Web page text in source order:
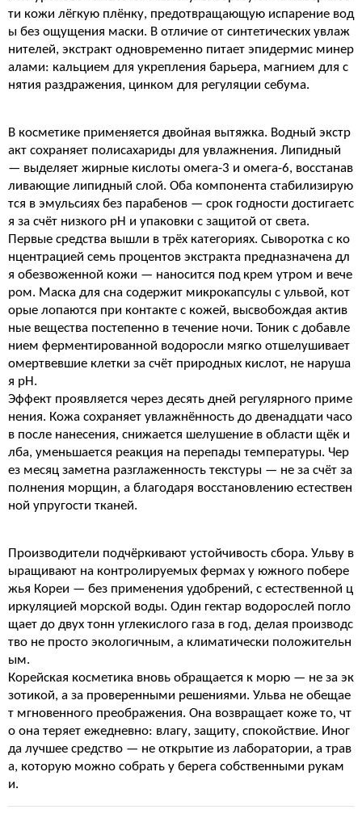
ти кожи лёгкую плёнку, предотвращающую испарение вод
ы без ощущения маски. В отличие от синтетических увлаж
нителей, экстракт одновременно питает эпидермис минер
алами: кальцием для укрепления барьера, магнием для с
нятия раздражения, цинком для регуляции себума.
В косметике применяется двойная вытяжка. Водный экстр
акт сохраняет полисахариды для увлажнения. Липидный
— выделяет жирные кислоты омега-3 и омега-6, восстанав
ливающие липидный слой. Оба компонента стабилизирую
тся в эмульсиях без парабенов — срок годности достигаетс
я за счёт низкого pH и упаковки с защитой от света.
Первые средства вышли в трёх категориях. Сыворотка с ко
нцентрацией семь процентов экстракта предназначена дл
я обезвоженной кожи — наносится под крем утром и вече
ром. Маска для сна содержит микрокапсулы с ульвой, кот
орые лопаются при контакте с кожей, высвобождая актив
ные вещества постепенно в течение ночи. Тоник с добавле
нием ферментированной водоросли мягко отшелушивает
омертвевшие клетки за счёт природных кислот, не наруша
я pH.
Эффект проявляется через десять дней регулярного приме
нения. Кожа сохраняет увлажнённость до двенадцати часо
в после нанесения, снижается шелушение в области щёк и
лба, уменьшается реакция на перепады температуры. Чер
ез месяц заметна разглаженность текстуры — не за счёт за
полнения морщин, а благодаря восстановлению естествен
ной упругости тканей.
Производители подчёркивают устойчивость сбора. Ульву в
ыращивают на контролируемых фермах у южного побере
жья Кореи — без применения удобрений, с естественной ц
иркуляцией морской воды. Один гектар водорослей погло
щает до двух тонн углекислого газа в год, делая производс
тво не просто экологичным, а климатически положительн
ым.
Корейская косметика вновь обращается к морю — не за эк
зотикой, а за проверенными решениями. Ульва не обещае
т мгновенного преображения. Она возвращает коже то, чт
о она теряет ежедневно: влагу, защиту, спокойствие. Иног
да лучшее средство — не открытие из лаборатории, а трав
а, которую можно собрать у берега собственными рукам
и.